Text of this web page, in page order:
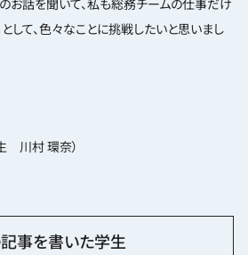
お話を聞いて、私も総務チームの仕事だけ
として、色々なことに挑戦したいと思いまし
川村 環奈）
事を書いた学生